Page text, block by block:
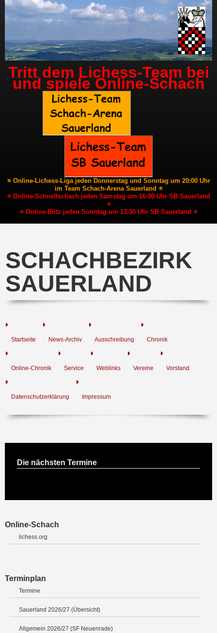
Tritt dem Lichess-Team bei
und spiele Online-Schach
⭐ Online-Lichess-Liga jeden Donnerstag und Sonntag um 20:00 Uhr
im Team Schach-Arena Sauerland ⭐
⭐ Online-Schnellschach jeden Samstag um 16:00 Uhr SB Sauerland
⭐
⭐ Online-Blitz jeden Sonntag um 13:30 Uhr SB Sauerland ⭐
SCHACHBEZIRK
SAUERLAND
Startseite News-Archiv Ausschreibung Chronik
Online-Chronik Service Weblinks Vereine Vorstand
Datenschutzerklärung Impressum
Die nächsten Termine
Online-Schach
lichess.org
Terminplan
Termine
Sauerland 2026/27 (Übersicht)
Allgemein 2026/27 (SF Neuenrade)